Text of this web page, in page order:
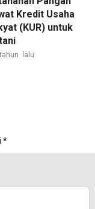
Kredit Usaha
(KUR) untuk
lalu
*